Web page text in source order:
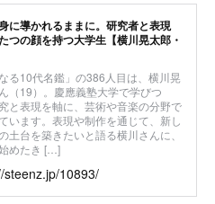
に導かれるままに。研究者と表現
つの顔を持つ大学生【横川晃太郎​​・
なる10代名鑑」の386人目は、横川晃
（19）。慶應義塾大学で学びつ
と表現を軸に、芸術や音楽の分野で
います。​​表現や制作を通じて、新し
土台を築きたいと語る横川さんに、
めたき […]
steenz.jp/10893/